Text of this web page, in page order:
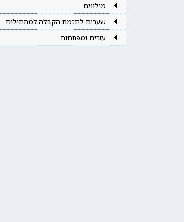
מילונים
שערים לחכמת הקבלה למתחילים
עזרים ומפתחות